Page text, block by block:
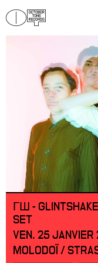
ГШ -
SET
VEN. 25
MOLODOÏ /